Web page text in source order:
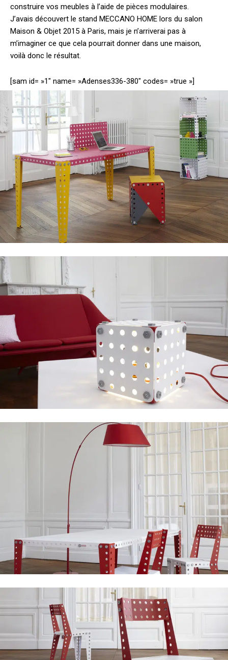
construire vos meubles à l’aide de pièces modulaires.
J’avais découvert le stand MECCANO HOME lors du salon
Maison & Objet 2015 à Paris, mais je n’arriverai pas à
m’imaginer ce que cela pourrait donner dans une maison,
voilà donc le résultat.
[sam id= »1″ name= »Adenses336-380″ codes= »true »]